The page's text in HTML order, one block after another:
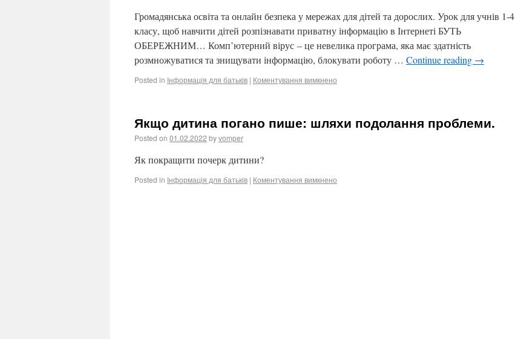
Громадянська освіта та онлайн безпека у мережах для дітей та дорослих. Урок для учнів 1-4
класу, щоб навчити дітей розпізнавати приватну інформацію в Інтернеті БУТЬ
ОБЕРЕЖНИМ… Комп’ютерний вірус – це невелика програма, яка має здатність
розмножуватися та знищувати інформацію, блокувати роботу … Continue reading →
Posted in Інформація для батьків | Коментування вимкнено
Якщо дитина погано пише: шляхи подолання проблеми.
Posted on 01.02.2022 byvomper
Як покращити почерк дитини?
Posted in Інформація для батьків | Коментування вимкнено